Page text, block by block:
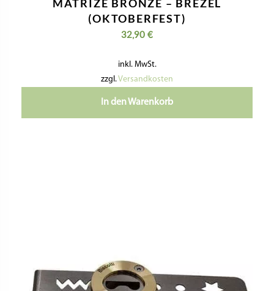
MATRIZE BRONZE – BREZEL
(OKTOBERFEST)
32,90 €
inkl. MwSt.
zzgl.Versandkosten
In den Warenkorb